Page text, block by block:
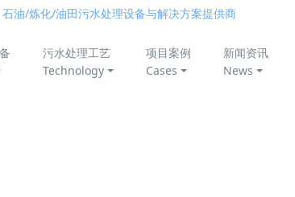
污水处理工艺
Technology
项目案例
Cases
新闻资讯
News